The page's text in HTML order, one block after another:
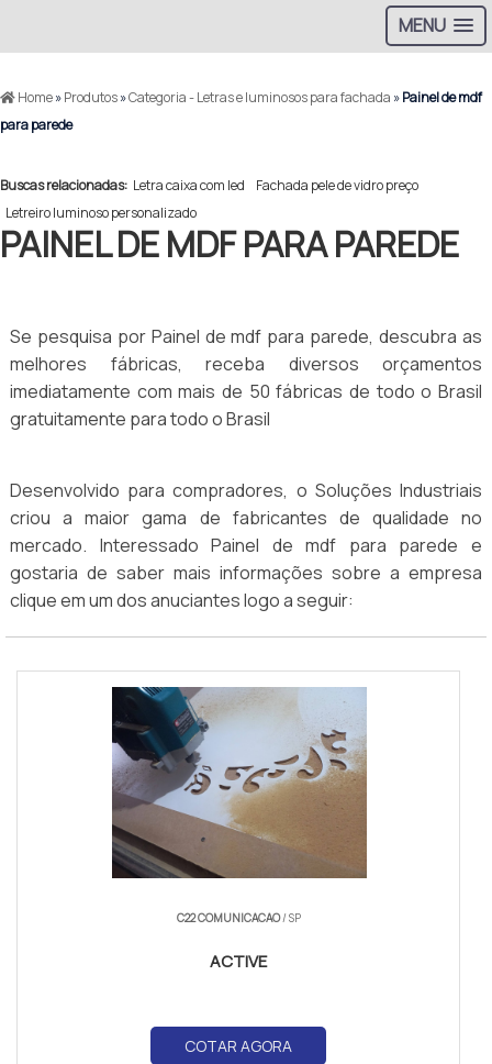
MENU
Home»Produtos»Categoria - Letras e luminosos para fachada »Painel de mdf
para parede
Buscas relacionadas: Letra caixa com led
Fachada pele de vidro preço
Letreiro luminoso personalizado
PAINEL DE MDF PARA PAREDE
Se pesquisa por Painel de mdf para parede, descubra as
melhores fábricas, receba diversos orçamentos
imediatamente com mais de 50 fábricas de todo o Brasil
gratuitamente para todo o Brasil
Desenvolvido para compradores, o Soluções Industriais
criou a maior gama de fabricantes de qualidade no
mercado. Interessado Painel de mdf para parede e
gostaria de saber mais informações sobre a empresa
clique em um dos anuciantes logo a seguir:
C22 COMUNICACAO/ SP
ACTIVE
COTAR AGORA